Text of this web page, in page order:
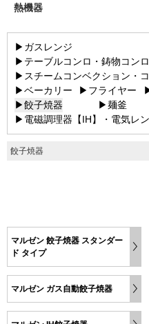
熱機器
▶ガスレンジ
▶テーブルコンロ・鋳物コンロ
▶スチームコンベクション・
▶ベーカリー
▶フライヤー
▶餃子焼器
▶麺釜
▶電磁調理器【IH】・電気レ
餃子焼器
マルゼン 餃子焼器 スタンダー
ド タイプ
マルゼン ガス自動餃子焼器